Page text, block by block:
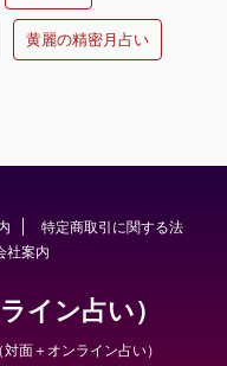
黄麗の精密月占い
特定商取引に関する法
社案内
イン占い）
面＋オンライン占い）